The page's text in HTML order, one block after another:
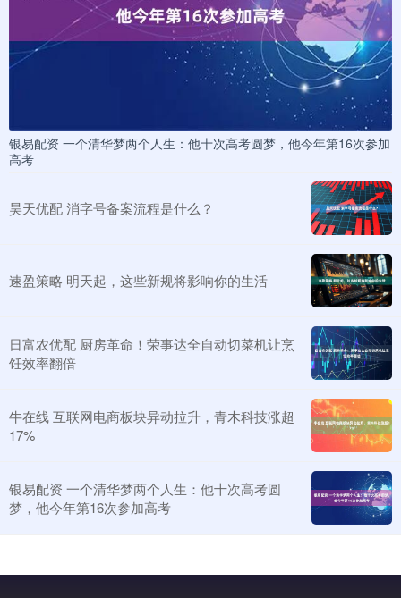
银易配资 一个清华梦两个人生：他十次高考圆梦，他今年第16次参加
高考
昊天优配 消字号备案流程是什么？
速盈策略 明天起，这些新规将影响你的生活
日富农优配 厨房革命！荣事达全自动切菜机让烹
饪效率翻倍
牛在线 互联网电商板块异动拉升，青木科技涨超
17%
银易配资 一个清华梦两个人生：他十次高考圆
梦，他今年第16次参加高考